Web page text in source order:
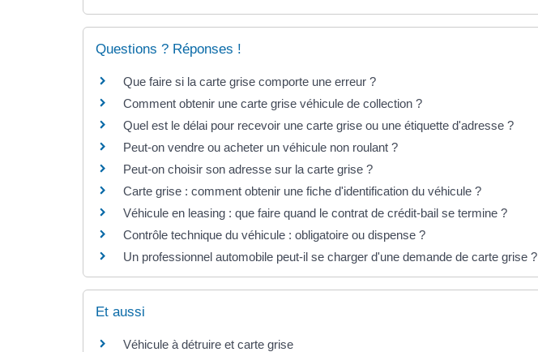
Questions ? Réponses !
Que faire si la carte grise comporte une erreur ?
Comment obtenir une carte grise véhicule de collection ?
Quel est le délai pour recevoir une carte grise ou une étiquette d'adresse ?
Peut-on vendre ou acheter un véhicule non roulant ?
Peut-on choisir son adresse sur la carte grise ?
Carte grise : comment obtenir une fiche d'identification du véhicule ?
Véhicule en leasing : que faire quand le contrat de crédit-bail se termine ?
Contrôle technique du véhicule : obligatoire ou dispense ?
Un professionnel automobile peut-il se charger d'une demande de carte grise ?
Et aussi
Véhicule à détruire et carte grise